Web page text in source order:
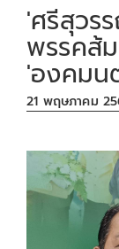
'ศรีสุวร
พรรคส้
'องคมน
21 พฤษภาคม